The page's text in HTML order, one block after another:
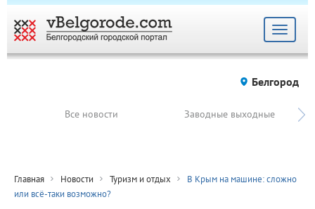
Toggle
Белгород
Все новости Заводные выходные
Главная Новости Туризм и отдых
В Крым на машине: сложно
или всё-таки возможно?